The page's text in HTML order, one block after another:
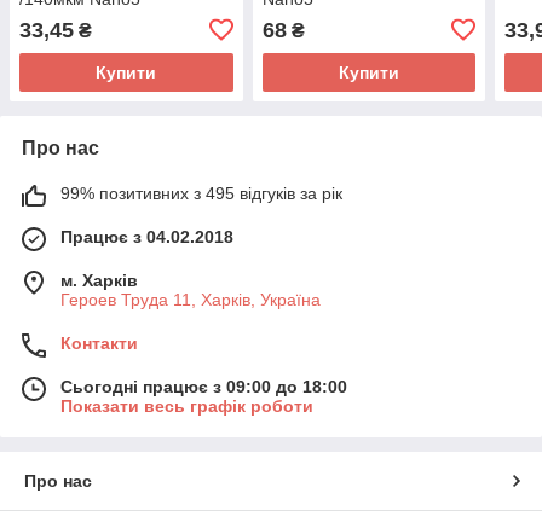
33,45 ₴
Купити
68₴
Купити
Про нас
99% позитивних з 495 відгуків за рік
Працює з 04.02.2018
м. Харків
Героев Труда 11, Харків, Україна
Контакти
Сьогодні працює з 09:00 до 18:00
Показати весь графік роботи
Про нас